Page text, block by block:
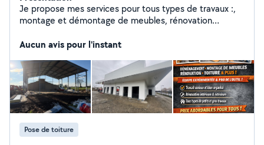
Je propose mes services pour tous types de travaux :,
montage et démontage de meubles, rénovation
divers travaux de bricolage. Avec une équipe sérieuse
propre, efficace et bien organisé. Mes tarifs sont
raisonnables et adaptés à tous les budgets. N'hésitez
pas à me contacter pour plus d'informations ou pour un
devis rapide!
Aucun avis pour l'instant
Pose de toiture